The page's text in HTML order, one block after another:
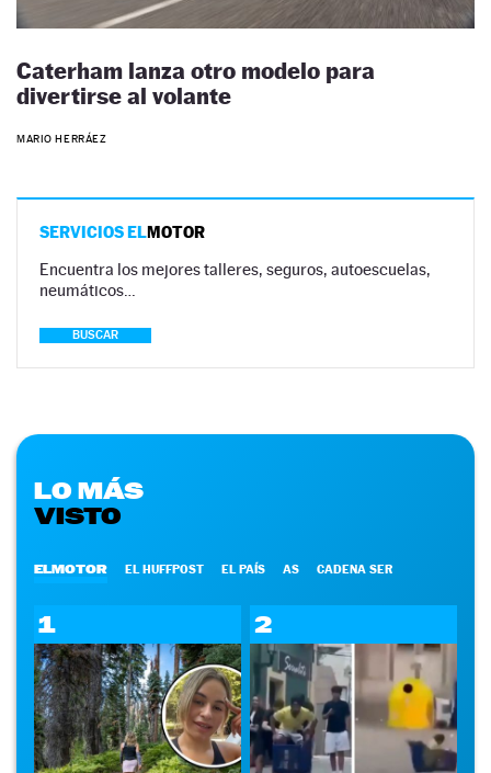
Caterham lanza otro modelo para
divertirse al volante
MARIO HERRÁEZ
SERVICIOS ELMOTOR
Encuentra los mejores talleres, seguros, autoescuelas,
neumáticos…
BUSCAR
LO MÁS
VISTO
ELMOTOR EL HUFFPOST EL PAÍS AS CADENA SER
1 2